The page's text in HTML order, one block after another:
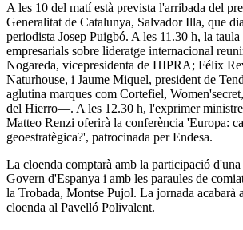
A les 10 del matí està prevista l'arribada del
Generalitat de Catalunya, Salvador Illa, que
periodista Josep Puigbó. A les 11.30 h, la taula
empresarials sobre lideratge internacional
Nogareda, vicepresidenta de HIPRA; Félix
Naturhouse, i Jaume Miquel, president de
aglutina marques com Cortefiel,
del Hierro—. A les 12.30 h, l'exprimer
Matteo Renzi oferirà la conferència 'Europa:
geoestratègica?', patrocinada per Endesa.
La cloenda comptarà amb la participació
Govern d'Espanya i amb les paraules de
la Trobada, Montse Pujol. La jornada acabarà
cloenda al Pavelló Polivalent.